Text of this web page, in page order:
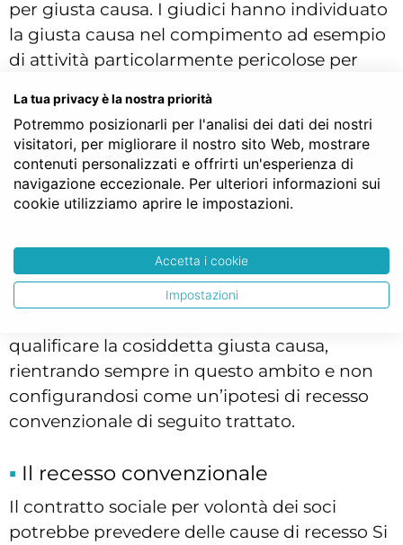
per giusta causa. I giudici hanno individuato
la giusta causa nel compimento ad esempio
di attività particolarmente pericolose per
comportamento illegittimo da parte del
socio che dovrà essere analizzato caso per
caso. C’è chi sostiene che può rappresentare
una giusta causa di recesso qualsiasi causa
che impedisca la prosecuzione del rapporto
trasferimento della sede, oppure di età
avanzata).
qualificare la cosiddetta giusta causa,
rientrando sempre in questo ambito e non
configurandosi come un’ipotesi di recesso
convenzionale di seguito trattato.
Il recesso convenzionale
Il contratto sociale per volontà dei soci
potrebbe prevedere delle cause di recesso Si
La tua privacy è la nostra priorità
Potremmo posizionarli per l'analisi dei dati dei nostri
visitatori, per migliorare il nostro sito Web, mostrare
contenuti personalizzati e offrirti un'esperienza di
navigazione eccezionale. Per ulteriori informazioni sui
cookie utilizziamo aprire le impostazioni.
Accetta i cookie
Impostazioni